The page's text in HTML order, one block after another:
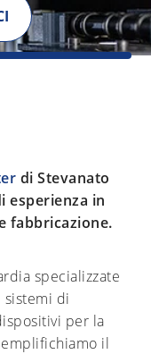
di Stevanato
esperienza in
fabbricazione.
specializzate
sistemi di
per la
il